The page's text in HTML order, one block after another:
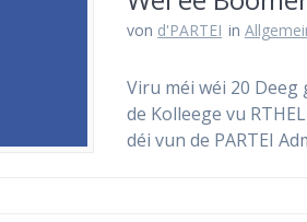
von d'PARTEI in
Viru méi wéi 20 Deeg
de Kolleege vu
déi vun de PARTEI